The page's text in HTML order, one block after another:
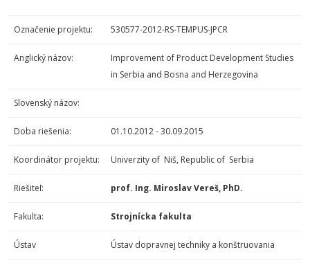
Označenie projektu: 530577-2012-RS-TEMPUS-JPCR
Anglický názov:
Improvement of Product Development Studies
in Serbia and Bosna and Herzegovina
Slovenský názov:
Doba riešenia: 01.10.2012 - 30.09.2015
Koordinátor projektu: Univerzity of Niš, Republic of Serbia
Riešiteľ: prof. Ing. Miroslav Vereš, PhD.
Fakulta: Strojnícka fakulta
Ústav Ústav dopravnej techniky a konštruovania